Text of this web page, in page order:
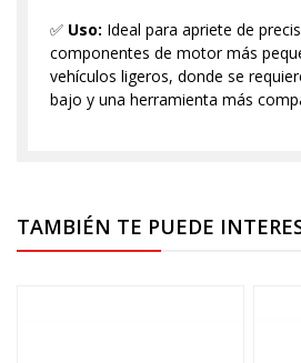
✅ Uso: Ideal para apriete de
componentes de motor más
vehículos ligeros, donde se
bajo y una herramienta más
TAMBIÉN TE PUEDE